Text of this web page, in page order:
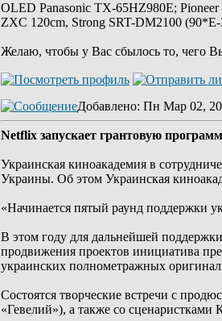
OLED Panasonic TX-65HZ980E;
ZXC 120cm, Strong SRT-DM2100
Желаю, чтобы у Вас сбылось то, чего
Добавлено: Пн Мар 02,
Netflix запускает грантовую
Украинская киноакадемия в
Украины. Oб этом Украинская
«Начинается пятый раунд поддержки
В этом году для дальнейшей
продвижения проектов инициатива
украинских полнометражных
Состоятся творческие встречи с
«Гевелий»), а также со